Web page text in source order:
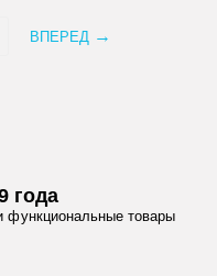
ВПЕРЕД
года
функциональные товары